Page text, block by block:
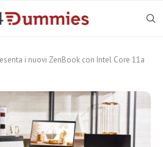
i nuovi ZenBook con Intel Core 11a